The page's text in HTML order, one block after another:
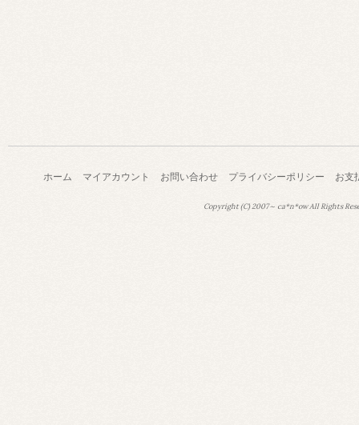
ホーム マイアカウント お問い合わせ プライバシーポリシー お支
Copyright (C) 2007～ ca*n*ow All Rights